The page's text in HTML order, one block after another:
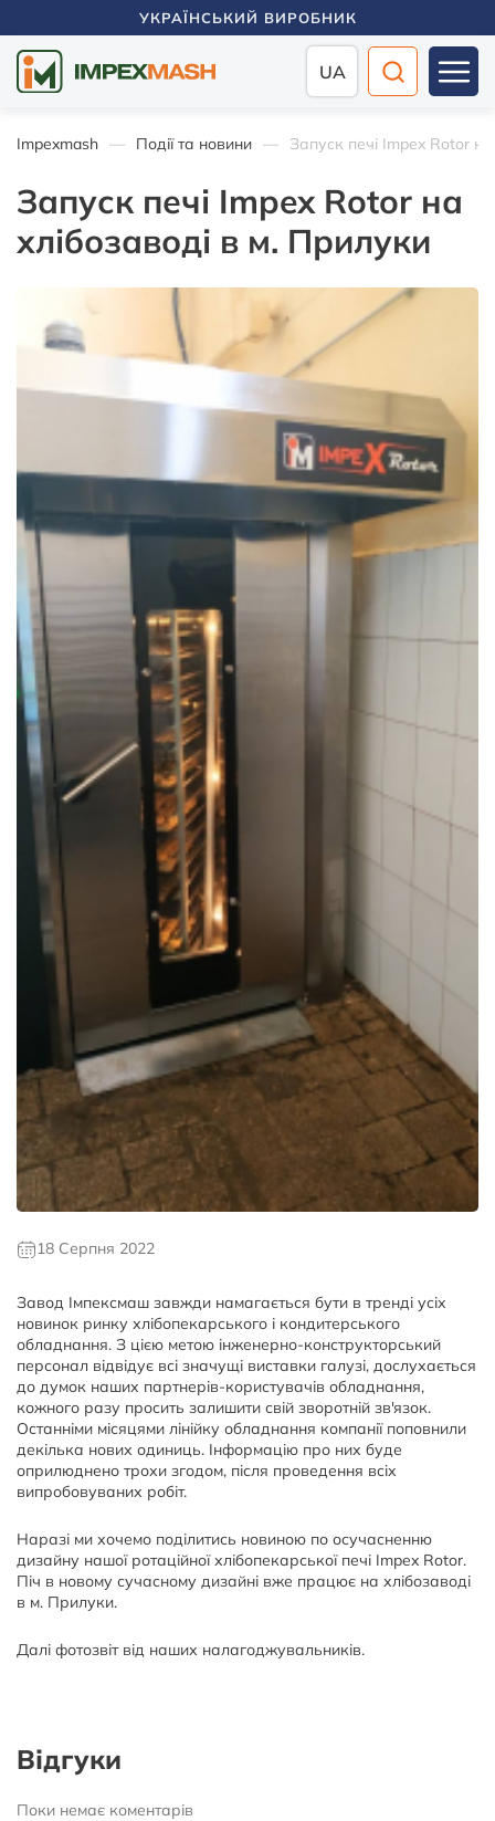
УКРАЇНСЬКИЙ ВИРОБНИК
UA
Impexmash Події та новини Запуск печі Impex Rotor
Запуск печі Impex Rotor на
хлібозаводі в м. Прилуки
18 Серпня 2022
Завод Імпексмаш завжди намагається бути в тренді усіх
новинок ринку хлібопекарського і кондитерського
обладнання. З цією метою інженерно-конструкторський
персонал відвідує всі значущі виставки галузі, дослухається
до думок наших партнерів-користувачів обладнання,
кожного разу просить залишити свій зворотній зв'язок.
Останніми місяцями лінійку обладнання компанії поповнили
декілька нових одиниць. Інформацію про них буде
оприлюднено трохи згодом, після проведення всіх
випробовуваних робіт.
Наразі ми хочемо поділитись новиною по осучасненню
дизайну нашої ротаційної хлібопекарської печі Impex Rotor.
Піч в новому сучасному дизайні вже працює на хлібозаводі
в м. Прилуки.
Далі фотозвіт від наших налагоджувальників.
Відгуки
Поки немає коментарів